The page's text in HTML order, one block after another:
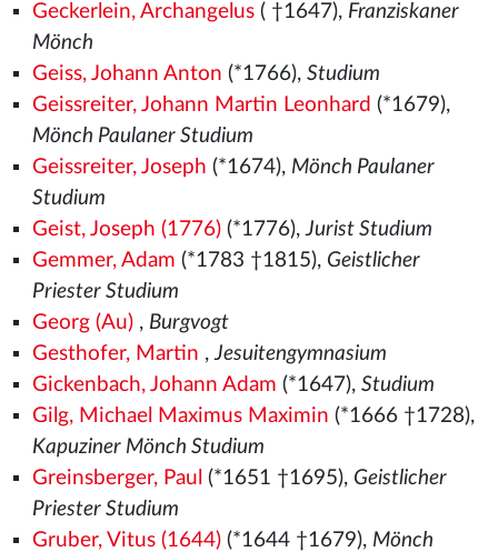
Geckerlein, Archangelus( †1647), Franziskaner
Mönch
Geiss, Johann Anton (*1766), Studium
Geissreiter, Johann Martin Leonhard (*1679),
Mönch Paulaner Studium
Geissreiter, Joseph (*1674), Mönch Paulaner
Studium
Geist, Joseph (1776)(*1776),Jurist Studium
Gemmer, Adam (*1783 †1815), Geistlicher
Priester Studium
Georg (Au), Burgvogt
Gesthofer, Martin ,Jesuitengymnasium
Gickenbach, Johann Adam (*1647), Studium
Gilg, Michael Maximus Maximin (*1666 †1728),
Kapuziner Mönch Studium
Greinsberger, Paul (*1651 †1695), Geistlicher
Priester Studium
Gruber, Vitus (1644)(*1644 †1679), Mönch